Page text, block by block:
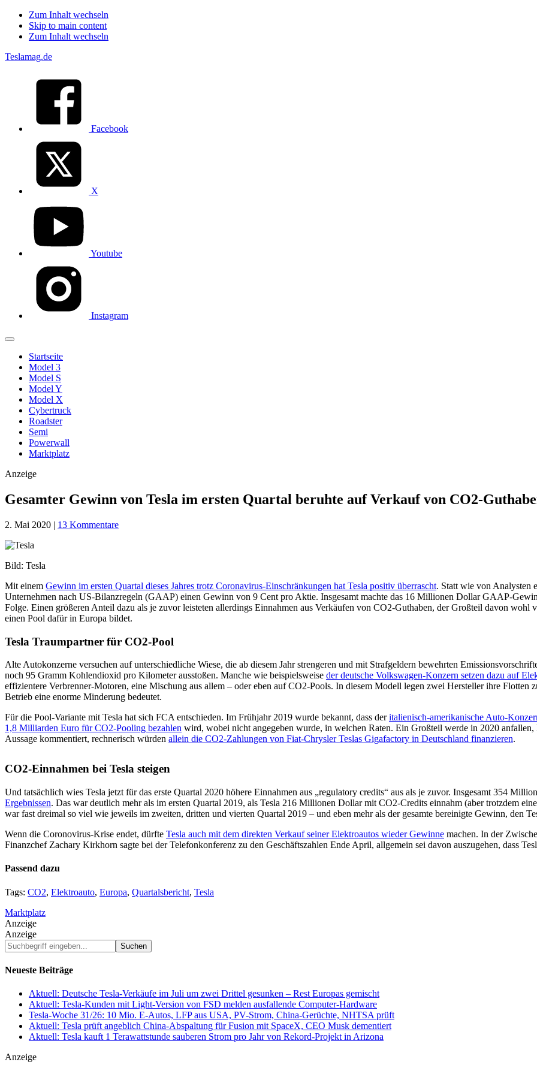
Zum Inhalt wechseln
Skip to main content
Zum Inhalt wechseln
Teslamag.de
Facebook
X
Youtube
Instagram
Startseite
Model 3
Model S
Model Y
Model X
Cybertruck
Roadster
Semi
Powerwall
Marktplatz
Anzeige
Gesamter Gewinn von Tesla im ersten Quartal beruhte auf Verkauf von CO2-
2. Mai 2020 | 13 Kommentare
Bild: Tesla
Mit einem Gewinn im ersten Quartal dieses Jahres trotz Coronavirus-Einschränkungen hat Tesla positiv überrascht. Statt wie von Analysten
Unternehmen nach US-Bilanzregeln (GAAP) einen Gewinn von 9 Cent pro Aktie. Insgesamt machte das 16 Millionen Dollar GAAP-
Folge. Einen größeren Anteil dazu als je zuvor leisteten allerdings Einnahmen aus Verkäufen von CO2-Guthaben, der Großteil davon
einen Pool dafür in Europa bildet.
Tesla Traumpartner für CO2-Pool
Alte Autokonzerne versuchen auf unterschiedliche Wiese, die ab diesem Jahr strengeren und mit Strafgeldern bewehrten
noch 95 Gramm Kohlendioxid pro Kilometer ausstoßen. Manche wie beispielsweise der deutsche Volkswagen-Konzern setzen dazu auf
effizientere Verbrenner-Motoren, eine Mischung aus allem – oder eben auf CO2-Pools. In diesem Modell legen zwei Hersteller ihre Flotten
Betrieb eine enorme Minderung bedeutet.
Für die Pool-Variante mit Tesla hat sich FCA entschieden. Im Frühjahr 2019 wurde bekannt, dass deritalienisch-amerikanische Auto-
1,8 Milliarden Euro für CO2-Pooling bezahlen wird, wobei nicht angegeben wurde, in welchen Raten. Ein Großteil werde in 2020
Aussage kommentiert, rechnerisch würden allein die CO2-Zahlungen von Fiat-Chrysler Teslas Gigafactory in Deutschland finanzieren.
CO2-Einnahmen bei Tesla steigen
Und tatsächlich wies Tesla jetzt für das erste Quartal 2020 höhere Einnahmen aus „regulatory credits“ aus als je zuvor. Insgesamt 354
Ergebnissen. Das war deutlich mehr als im ersten Quartal 2019, als Tesla 216 Millionen Dollar mit CO2-Credits einnahm (aber trotzdem
war fast dreimal so viel wie jeweils im zweiten, dritten und vierten Quartal 2019 – und eben mehr als der gesamte bereinigte Gewinn, den
Wenn die Coronovirus-Krise endet, dürfte Tesla auch mit dem direkten Verkauf seiner Elektroautos wieder Gewinne machen. In der
Finanzchef Zachary Kirkhorn sagte bei der Telefonkonferenz zu den Geschäftszahlen Ende April, allgemein sei davon auszugehen, dass
Passend dazu
Tags: CO2, Elektroauto, Europa, Quartalsbericht, Tesla
Marktplatz
Anzeige
Anzeige
Suchbegriff
eingeben...
Neueste Beiträge
Aktuell: Deutsche Tesla-Verkäufe im Juli um zwei Drittel gesunken – Rest Europas gemischt
Aktuell: Tesla-Kunden mit Light-Version von FSD melden ausfallende Computer-Hardware
Tesla-Woche 31/26: 10 Mio. E-Autos, LFP aus USA, PV-Strom, China-Gerüchte, NHTSA prüft
Aktuell: Tesla prüft angeblich China-Abspaltung für Fusion mit SpaceX, CEO Musk dementiert
Aktuell: Tesla kauft 1 Terawattstunde sauberen Strom pro Jahr von Rekord-Projekt in Arizona
Anzeige